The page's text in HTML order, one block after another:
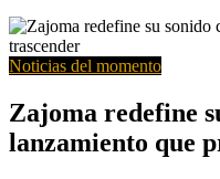
Noticias del momento
Zajoma redefine
lanzamiento que